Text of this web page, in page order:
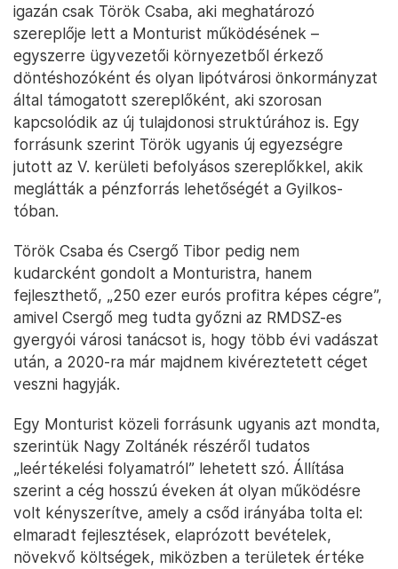
igazán csak Török Csaba, aki meghatározó
szereplője lett a Monturist működésének –
egyszerre ügyvezetői környezetből érkező
döntéshozóként és olyan lipótvárosi önkormányzat
által támogatott szereplőként, aki szorosan
kapcsolódik az új tulajdonosi struktúrához is. Egy
forrásunk szerint Török ugyanis új egyezségre
jutott az V. kerületi befolyásos szereplőkkel, akik
meglátták a pénzforrás lehetőségét a Gyilkos-
tóban.
Török Csaba és Csergő Tibor pedig nem
kudarcként gondolt a Monturistra, hanem
fejleszthető, „250 ezer eurós profitra képes cégre”,
amivel Csergő meg tudta győzni az RMDSZ-es
gyergyói városi tanácsot is, hogy több évi vadászat
után, a 2020-ra már majdnem kivéreztetett céget
veszni hagyják.
Egy Monturist közeli forrásunk ugyanis azt mondta,
szerintük Nagy Zoltánék részéről tudatos
„leértékelési folyamatról” lehetett szó. Állítása
szerint a cég hosszú éveken át olyan működésre
volt kényszerítve, amely a csőd irányába tolta el:
elmaradt fejlesztések, elaprózott bevételek,
növekvő költségek, miközben a területek értéke